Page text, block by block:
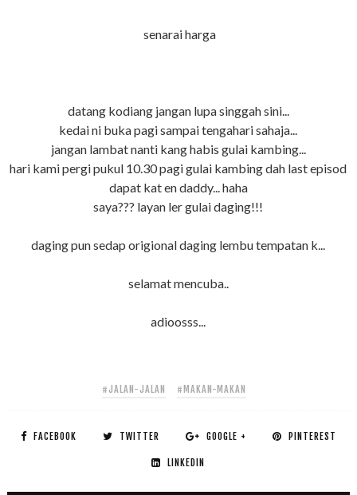
senarai harga
datang kodiang jangan lupa singgah sini...
kedai ni buka pagi sampai tengahari sahaja...
jangan lambat nanti kang habis gulai kambing...
hari kami pergi pukul 10.30 pagi gulai kambing dah last episod
dapat kat en daddy... haha
saya??? layan ler gulai daging!!!
daging pun sedap origional daging lembu tempatan k...
selamat mencuba..
adioosss...
#JALAN-JALAN #MAKAN-MAKAN
FACEBOOK TWITTER GOOGLE + PINTEREST
LINKEDIN